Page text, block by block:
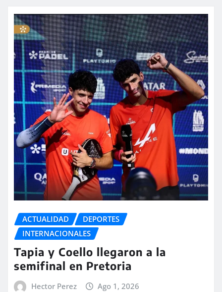
ACTUALIDAD
DEPORTES
INTERNACIONALES
Tapia y Coello llegaron a la
semifinal en Pretoria
Hector Perez Ago 1, 2026